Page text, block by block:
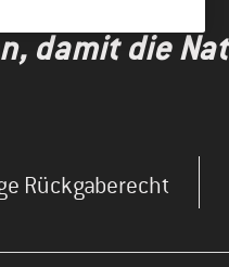
damit die
Rückgaberecht